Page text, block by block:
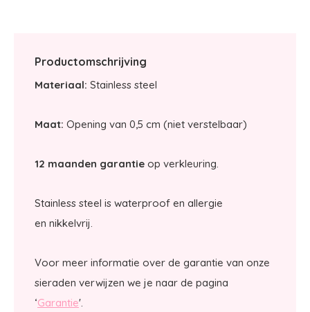
Productomschrijving
Materiaal: Stainless steel
Maat: Opening van 0,5 cm (niet verstelbaar)
12 maanden garantie op verkleuring.
Stainless steel is waterproof en allergie
en nikkelvrij.
Voor meer informatie over de garantie van onze
sieraden verwijzen we je naar de pagina
‘Garantie'.